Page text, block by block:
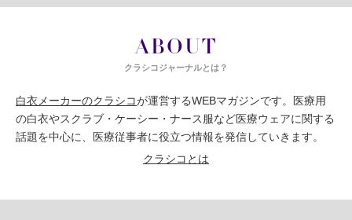
ABOUT
クラシコジャーナルとは？
白衣メーカーのクラシコが運営するWEBマガジンです。医療用
の白衣やスクラブ・ケーシー・ナース服など医療ウェアに関する
話題を中心に、医療従事者に役立つ情報を発信していきます。
クラシコとは